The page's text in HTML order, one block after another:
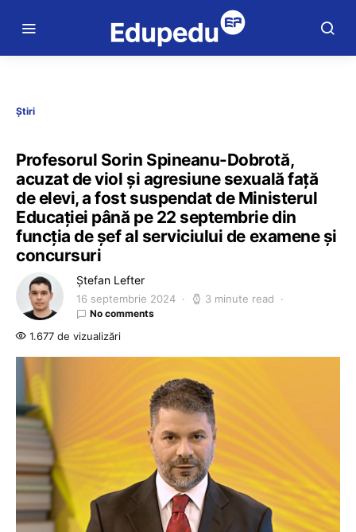
Știri
Profesorul Sorin Spineanu-Dobrotă,
acuzat de viol și agresiune sexuală față
de elevi, a fost suspendat de Ministerul
Educației până pe 22 septembrie din
funcția de șef al serviciului de examene și
concursuri
Ștefan Lefter
16 septembrie 2024 3 minute read
No comments
1.677 de vizualizări